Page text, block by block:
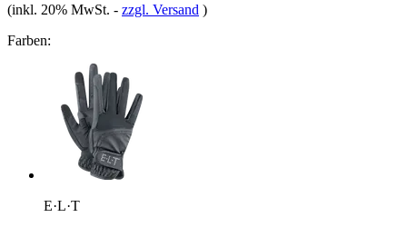
(inkl. 20% MwSt. - zzgl. Versand )
Farben:
E·L·T